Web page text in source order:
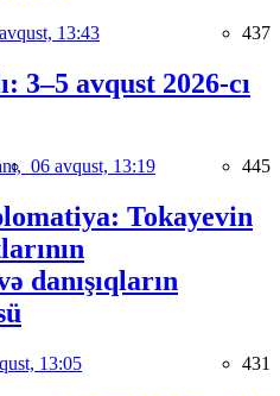
13:43 437
3–5 avqust 2026-cı
06 avqust, 13:19 445
Tokayevin
danışıqların
13:05 431